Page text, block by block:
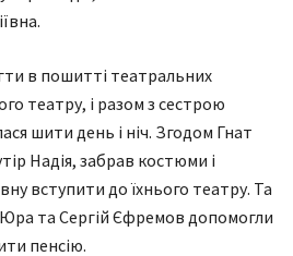
в пошитті театральних
театру, і разом з сестрою
шити день і ніч. Згодом Гнат
Надія, забрав костюми і
вступити до їхнього театру. Та
та Сергій Єфремов допомогли
пенсію.